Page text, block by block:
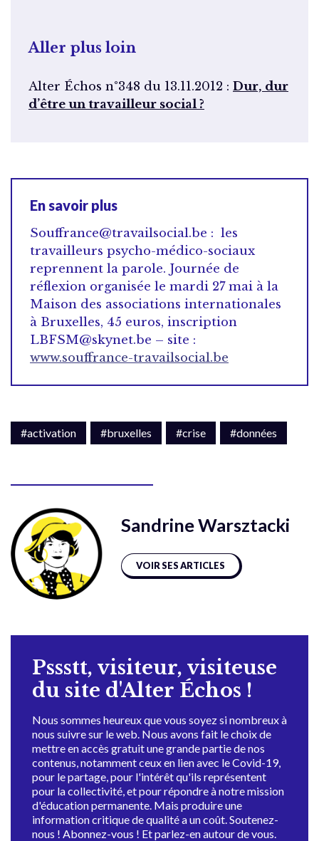
Aller plus loin
Alter Échos n°348 du 13.11.2012 : Dur, dur
d’être un travailleur social ?
En savoir plus
Souffrance@travailsocial.be : les
travailleurs psycho-médico-sociaux
reprennent la parole. Journée de
réflexion organisée le mardi 27 mai à la
Maison des associations internationales
à Bruxelles, 45 euros, inscription
LBFSM@skynet.be – site :
www.souffrance-travailsocial.be
#activation #bruxelles #crise #données
Sandrine Warsztacki
VOIR SES ARTICLES
Pssstt, visiteur, visiteuse
du site d'Alter Échos !
Nous sommes heureux que vous soyez si nombreux à
nous suivre sur le web. Nous avons fait le choix de
mettre en accès gratuit une grande partie de nos
contenus, notamment ceux en lien avec le Covid-19,
pour le partage, pour l'intérêt qu'ils représentent
pour la collectivité, et pour répondre à notre mission
d'éducation permanente. Mais produire une
information critique de qualité a un coût. Soutenez-
nous ! Abonnez-vous ! Et parlez-en autour de vous.